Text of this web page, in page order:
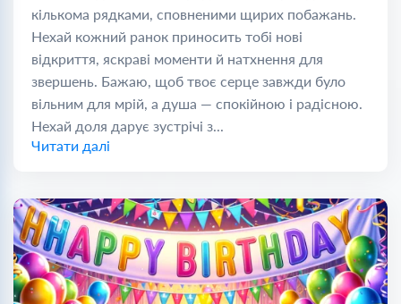
кількома рядками, сповненими щирих побажань.
Нехай кожний ранок приносить тобі нові
відкриття, яскраві моменти й натхнення для
звершень. Бажаю, щоб твоє серце завжди було
вільним для мрій, а душа — спокійною і радісною.
Нехай доля дарує зустрічі з...
Читати далі